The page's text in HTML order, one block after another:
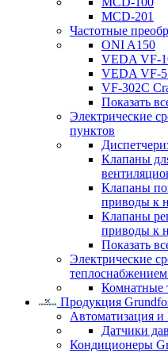
MCD-201
Частотные
ONI A150
VEDA VF-
VEDA VF-
VF-302C
Показать
Электрические
пунктов
Клапаны
Клапаны
приводы к
Клапаны
приводы к
Показать
Электрические
Комнатные
Продукция
Автоматизация
Датчики
Кондиционеры